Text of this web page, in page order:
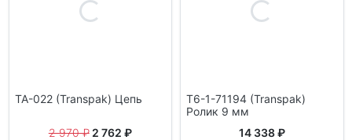
TA-022 (Transpak) Цепь
2 970 ₽ 2 762 ₽
T6-1-71194 (Transpak)
Ролик 9 мм
14 338 ₽